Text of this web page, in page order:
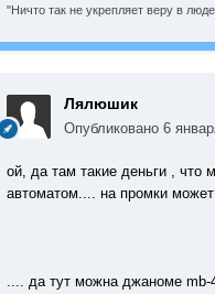
"Ничто так не укрепляет веру в
Лялюшик
Опубликовано 6
ой, да там такие деньги , что
автоматом.... на промки
.... да тут можна джаноме mb-